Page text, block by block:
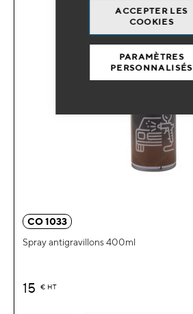
ACCEPTER LES
COOKIES
PARAMÈTRES
PERSONNALISÉS
CO 1033
Spray antigravillons 400ml
15 € HT